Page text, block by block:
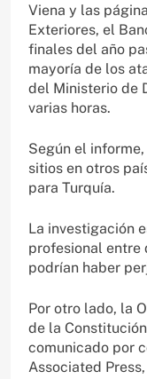
Viena y las
Exteriores, el
finales del año
mayoría de los
del Ministerio de
varias horas.
Según el
sitios en otros
para Turquía.
La investigación
profesional entre
podrían haber
Por otro lado, la
de la
comunicado por
Associated